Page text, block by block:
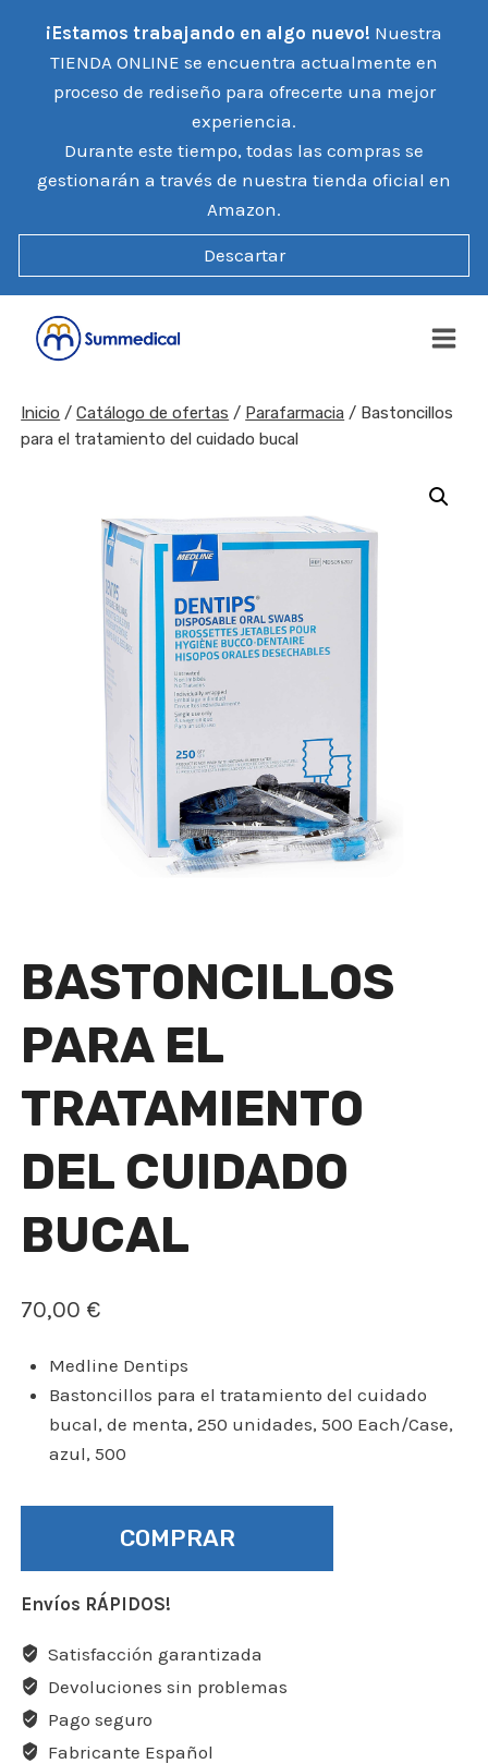
contenido
¡Estamos trabajando en algo nuevo! Nuestra
TIENDA ONLINE se encuentra actualmente en
proceso de rediseño para ofrecerte una mejor
experiencia.
Durante este tiempo, todas las compras se
gestionarán a través de nuestra tienda oficial en
Amazon.
Descartar
Inicio / Catálogo de ofertas / Parafarmacia / Bastoncillos
para el tratamiento del cuidado bucal
BASTONCILLOS
PARA EL
TRATAMIENTO
DEL CUIDADO
BUCAL
70,00 €
Medline Dentips
Bastoncillos para el tratamiento del cuidado
bucal, de menta, 250 unidades, 500 Each/Case,
azul, 500
COMPRAR
Envíos RÁPIDOS!
Satisfacción garantizada
Devoluciones sin problemas
Pago seguro
Fabricante Español